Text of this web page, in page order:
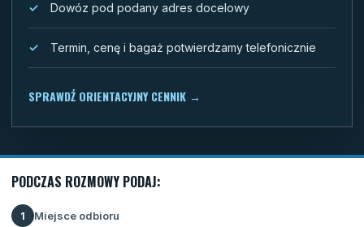
Dowóz pod podany adres docelowy
Termin, cenę i bagaż potwierdzamy telefonicznie
SPRAWDŹ ORIENTACYJNY CENNIK →
PODCZAS ROZMOWY PODAJ:
1 Miejsce odbioru